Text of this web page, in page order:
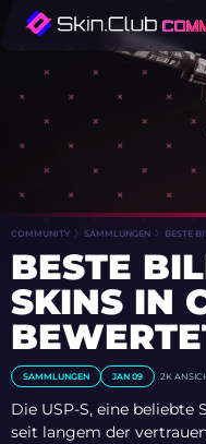
COMMUNITY SAMMLUNGEN BESTE
BESTE
SKINS IN
SAMMLUNGEN JAN 09 2K
Die USP-S, eine beliebte
seit langem der